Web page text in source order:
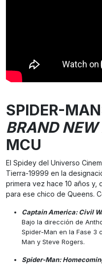
SPIDER-
BRAND NEW
MCU
El Spidey del Universo
Tierra-19999 en la
primera vez hace 10 años y,
para ese chico de Queens.
Captain America: Civil
Bajo la dirección de
Spider-Man en la Fase 3
Man y Steve Rogers.
Spider-Man: